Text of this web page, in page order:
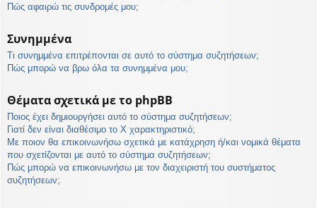
Πώς αφαιρώ τις συνδρομές μου;
Συνημμένα
Τι συνημμένα επιτρέπονται σε αυτό το σύστημα συζητήσεων;
Πώς μπορώ να βρω όλα τα συνημμένα μου;
Θέματα σχετικά με το phpBB
Ποιος έχει δημιουργήσει αυτό το σύστημα συζητήσεων;
Γιατί δεν είναι διαθέσιμο το Χ χαρακτηριστικό;
Με ποιον θα επικοινωνήσω σχετικά με κατάχρηση ή/και νομικά θέματα
που σχετίζονται με αυτό το σύστημα συζητήσεων;
Πώς μπορώ να επικοινωνήσω με τον διαχειριστή του συστήματος
συζητήσεων;